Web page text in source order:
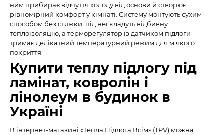
ним прибирає відчуття холоду від основи й створює
рівномірний комфорт у кімнаті. Систему монтують сухим
способом без стяжки, під неї кладуть відбивну
теплоізоляцію, а терморегулятор із датчиком підлоги
тримає делікатний температурний режим для м'якого
покриття.
Купити теплу підлогу під
ламінат, ковролін і
лінолеум в будинок в
Україні
В інтернет-магазині «Тепла Підлога Всім» (TPV) можна